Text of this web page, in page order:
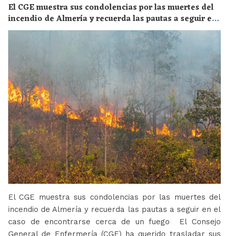
El CGE muestra sus condolencias por las muertes del
incendio de Almería y recuerda las pautas a seguir en
el caso de encontrarse cerca de un fuego
El CGE muestra sus condolencias por las muertes del
incendio de Almería y recuerda las pautas a seguir en el
caso de encontrarse cerca de un fuego El Consejo
General de Enfermería (CGE) ha querido trasladar sus